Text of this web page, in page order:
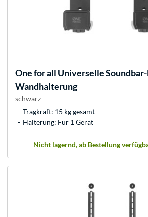
One for all Universelle
Wandhalterung
schwarz
Tragkraft: 15 kg gesamt
Halterung: Für 1 Gerät
Nicht lagernd, ab Bestellung